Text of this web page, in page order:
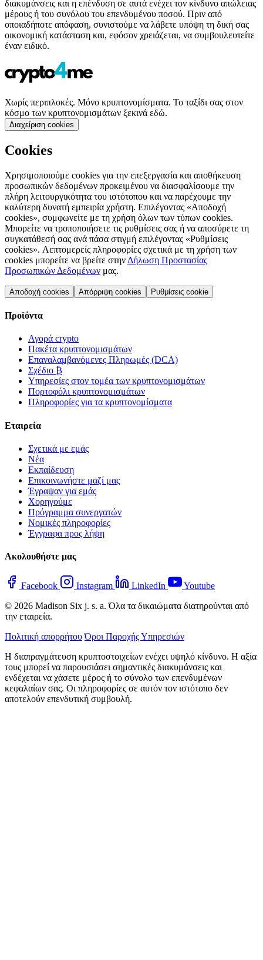
διακυμάνσεις και η επένδυση σε αυτά ενέχει τον κίνδυνο απώλειας
μέρους ή του συνόλου του επενδυμένου ποσού. Πριν από
οποιαδήποτε απόφαση, συνιστούμε να λάβετε υπόψη τη δική σας
οικονομική κατάσταση και, εφόσον χρειάζεται, να συμβουλευτείτε
έναν ειδικό.
Χωρίς περιπλοκές. Μόνο κρυπτονομίσματα. Το ταξίδι σας στον
κόσμο των κρυπτονομισμάτων ξεκινά εδώ.
Διαχείριση cookies
Cookies
Χρησιμοποιούμε cookies για την επεξεργασία και αποθήκευση
προσωπικών δεδομένων προκειμένου να διασφαλίσουμε την
πλήρη λειτουργικότητα του ιστότοπου και να παρέχουμε την
καλύτερη δυνατή εμπειρία χρήστη. Επιλέγοντας «Αποδοχή
cookies», συμφωνείτε με τη χρήση όλων των τύπων cookies.
Μπορείτε να τροποποιήσετε τις ρυθμίσεις σας ή να αποσύρετε τη
συγκατάθεσή σας ανά πάσα στιγμή επιλέγοντας «Ρυθμίσεις
cookies». Λεπτομερείς πληροφορίες σχετικά με τη χρήση των
cookies μπορείτε να βρείτε στην Δήλωση Προστασίας
Προσωπικών Δεδομένων μας.
Αποδοχή cookies Απόρριψη cookies Ρυθμίσεις cookie
Προϊόντα
Αγορά crypto
Πακέτα κρυπτονομισμάτων
Επαναλαμβανόμενες Πληρωμές (DCA)
Σχέδιο ₿
Υπηρεσίες στον τομέα των κρυπτονομισμάτων
Πορτοφόλι κρυπτονομισμάτων
Πληροφορίες για τα κρυπτονομίσματα
Εταιρεία
Σχετικά με εμάς
Νέα
Εκπαίδευση
Επικοινωνήστε μαζί μας
Έγραψαν για εμάς
Χορηγούμε
Πρόγραμμα συνεργατών
Νομικές πληροφορίες
Έγγραφα προς λήψη
Ακολουθήστε μας
Facebook Instagram LinkedIn
Youtube
© 2026 Madison Six j. s. a. Όλα τα δικαιώματα διατηρούνται από
την εταιρεία.
Πολιτική απορρήτου Όροι Παροχής Υπηρεσιών
Η διαπραγμάτευση κρυπτοστοιχείων ενέχει υψηλό κίνδυνο. Η αξία
τους μπορεί να παρουσιάσει σημαντικές διακυμάνσεις και
ενδέχεται να χάσετε μέρος ή το σύνολο των επενδυμένων
κεφαλαίων σας. Οι πληροφορίες σε αυτόν τον ιστότοπο δεν
αποτελούν επενδυτική συμβουλή.